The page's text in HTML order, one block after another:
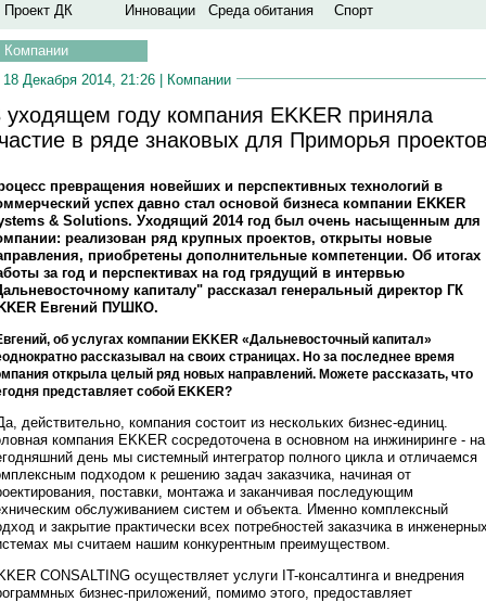
Проект ДК
Инновации Среда обитания Спорт
Компании
18 Декабря 2014, 21:26 | Компании
уходящем году компания EKKER приняла
в ряде знаковых для Приморья
превращения новейших и перспективных технологий в
успех давно стал основой бизнеса компании EKKER
& Solutions. Уходящий 2014 год был очень насыщенным для
реализован ряд крупных проектов, открыты новые
приобретены дополнительные компетенции. Об итогах
за год и перспективах на год грядущий в интервью
капиталу" рассказал генеральный директор ГК
Евгений ПУШКО.
об услугах компании EKKER «Дальневосточный капитал»
рассказывал на своих страницах. Но за последнее время
открыла целый ряд новых направлений. Можете рассказать, что
представляет собой EKKER?
действительно, компания состоит из нескольких бизнес-единиц.
компания EKKER сосредоточена в основном на инжиниринге - на
день мы системный интегратор полного цикла и отличаемся
подходом к решению задач заказчика, начиная от
поставки, монтажа и заканчивая последующим
обслуживанием систем и объекта. Именно комплексный
и закрытие практически всех потребностей заказчика в
мы считаем нашим конкурентным преимуществом.
CONSALTING осуществляет услуги IT-консалтинга и внедрения
бизнес-приложений, помимо этого, предоставляет